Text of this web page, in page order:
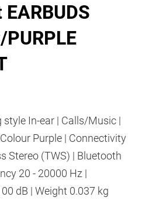
PURPLE
style In-ear | Calls/Music |
Purple | Connectivity
Stereo (TWS) | Bluetooth
20 - 20000 Hz |
dB | Weight 0.037 kg